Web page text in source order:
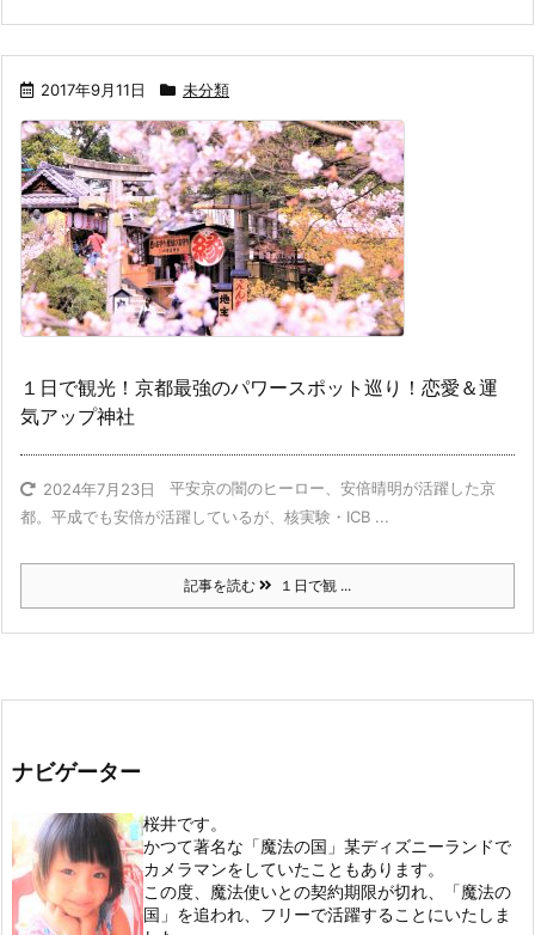
2017年9月11日 未分類
１日で観光！京都最強のパワースポット巡り！恋愛＆運
気アップ神社
2024年7月23日
平安京の闇のヒーロー、安倍晴明が活躍した京
都。平成でも安倍が活躍しているが、核実験・ICB ...
記事を読む １日で観 ...
ナビゲーター
桜井です。
かつて著名な「魔法の国」某ディズニーランドで
カメラマンをしていたこともあります。
この度、魔法使いとの契約期限が切れ、「魔法の
国」を追われ、フリーで活躍することにいたしま